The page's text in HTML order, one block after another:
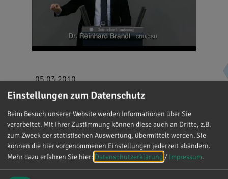
05.03.2010
Geplante BAföG-Erhöhung mehr
als angemessen
Rede im Deutschen Bundestag
Einstellungen zum Datenschutz
Beim Besuch unserer Website werden Informationen über Sie
verarbeitet. Mit Ihrer Zustimmung können diese auch an Dritte, z.B.
zum Zweck der statistischen Auswertung, übermittelt werden. Sie
können die hier vorgenommenen Einstellungen jederzeit abändern.
Mehr dazu erfahren Sie hier: Datenschutzerklärung / Impressum.